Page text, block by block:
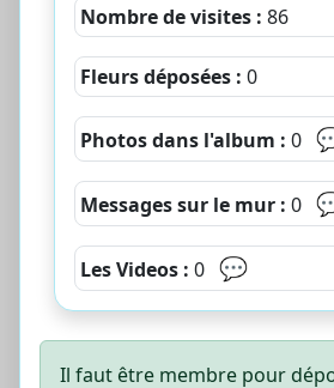
Nombre de visites : 86
Fleurs déposées : 0
Photos dans l'album : 0
Messages sur le mur : 0
Les Videos : 0 💬
Il faut être membre pour